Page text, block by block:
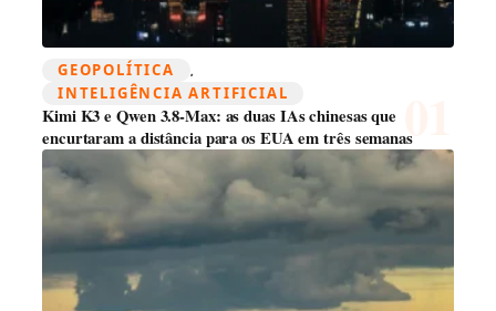
GEOPOLÍTICA ,
INTELIGÊNCIA ARTIFICIAL
Kimi K3 e Qwen 3.8-Max: as duas IAs chinesas que
encurtaram a distância para os EUA em três semanas